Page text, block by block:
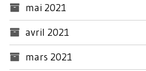
mai 2021
avril 2021
mars 2021